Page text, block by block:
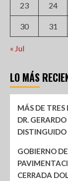
23 24
30 31
« Jul
LO MÁS
MÁS DE TRES
DR.
DISTINGUIDO
GOBIERNO
CERRADA